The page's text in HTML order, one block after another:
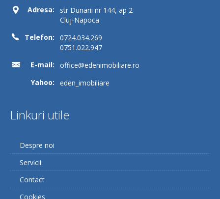
Adresa:
str Dunarii nr 144, ap 2
Cluj-Napoca
Telefon:
0724.034.269
0751.022.947
E-mail:
office@edenimobiliare.ro
Yahoo:
eden_imobiliare
Linkuri utile
Despre noi
Servicii
Contact
Cookies